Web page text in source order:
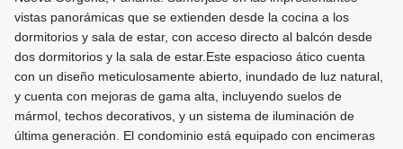
vistas panorámicas que se extienden desde la cocina a los
dormitorios y sala de estar, con acceso directo al balcón desde
dos dormitorios y la sala de estar.Este espacioso ático cuenta
con un diseño meticulosamente abierto, inundado de luz natural,
y cuenta con mejoras de gama alta, incluyendo suelos de
mármol, techos decorativos, y un sistema de iluminación de
última generación. El condominio está equipado con encimeras